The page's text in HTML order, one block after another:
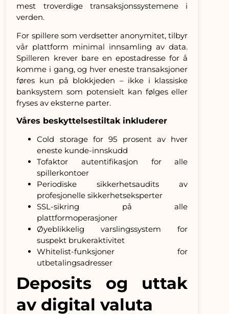
mest troverdige transaksjonssystemene i
verden.
For spillere som verdsetter anonymitet, tilbyr
vår plattform minimal innsamling av data.
Spilleren krever bare en epostadresse for å
komme i gang, og hver eneste transaksjoner
føres kun på blokkjeden – ikke i klassiske
banksystem som potensielt kan følges eller
fryses av eksterne parter.
Våres beskyttelsestiltak inkluderer
Cold storage for 95 prosent av hver
eneste kunde-innskudd
Tofaktor autentifikasjon for alle
spillerkontoer
Periodiske sikkerhetsaudits av
profesjonelle sikkerhetseksperter
SSL-sikring på alle
plattformoperasjoner
Øyeblikkelig varslingssystem for
suspekt brukeraktivitet
Whitelist-funksjoner for
utbetalingsadresser
Deposits og uttak
av digital valuta